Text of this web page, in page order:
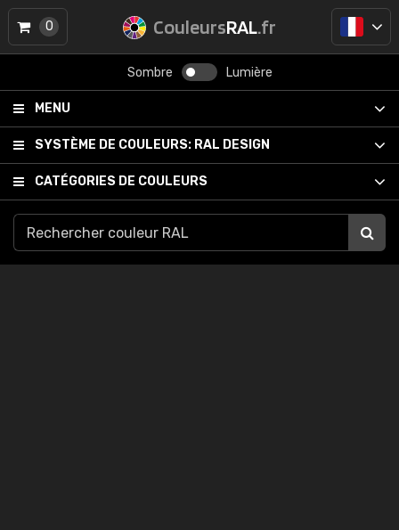
CouleursRAL.fr
Sombre Lumière
MENU
SYSTÈME DE COULEURS: RAL DESIGN
CATÉGORIES DE COULEURS
0